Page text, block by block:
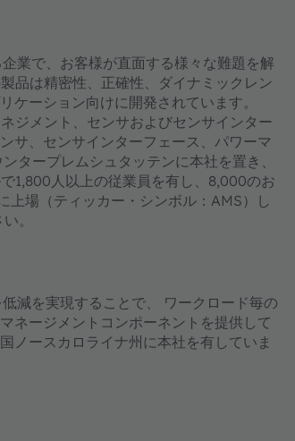
業で、お客様が直面する様々な難題を解
品は精密性、正確性、ダイナミックレン
ケーション向けに開発されています。
ジメント、センサおよびセンサインター
サ、センサインターフェース、パワーマ
タープレムシュタッテンに本社を置き、
1,800人以上の従業員を有し、8,000のお
場（ティッカー・シンボル：AMS）し
。
減を実現することで、 ワークロード毎の
ネージメントコンポーネントを提供して
ノースカロライナ州に本社を有していま